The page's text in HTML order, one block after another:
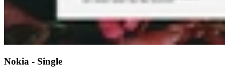
Nokia - Single